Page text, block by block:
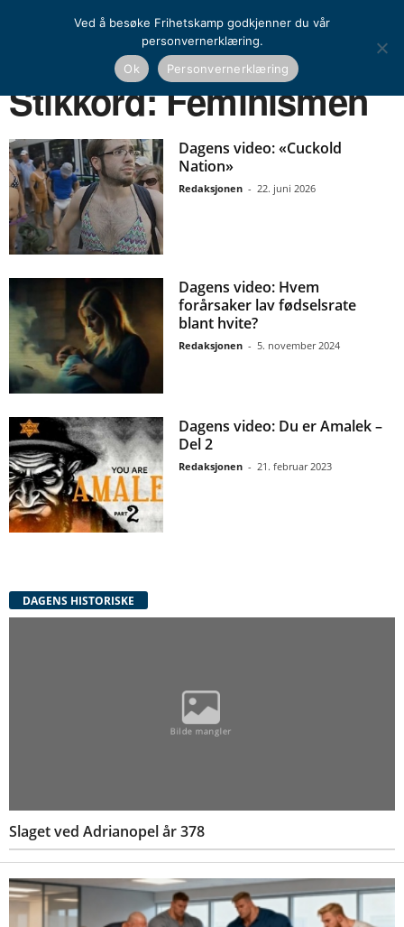
Feminismen
Stikkord: Feminismen
Dagens video: «Cuckold
Nation»
Redaksjonen - 22. juni 2026
Dagens video: Hvem
forårsaker lav fødselsrate
blant hvite?
Redaksjonen - 5. november 2024
Dagens video: Du er Amalek –
Del 2
Redaksjonen - 21. februar 2023
DAGENS HISTORISKE
Slaget ved Adrianopel år 378
Ved å besøke Frihetskamp godkjenner du vår
personvernerklæring.
Ok
Personvernerklæring